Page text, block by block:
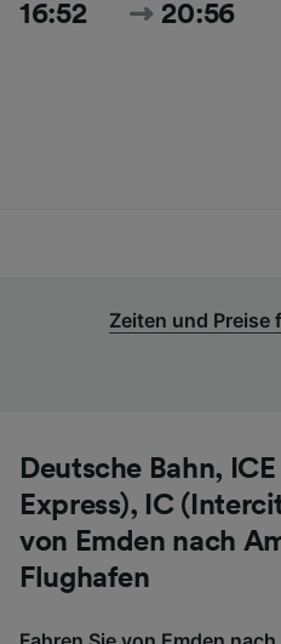
16:52 20:56
Zeiten und Preise
Deutsche Bahn,
Express), IC
von Emden nach
Flughafen